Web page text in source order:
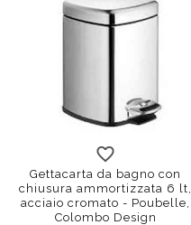
Gettacarta da bagno con
chiusura ammortizzata 6 lt,
acciaio cromato - Poubelle,
Colombo Design